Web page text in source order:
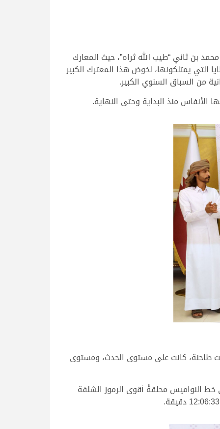
بن ثاني “طيب الله ثراه”، حيث المعارك
التي يمتلكونها، لخوض هذا المعترك الكبير
الأنفاس منذ البداية وحتى النهاية.
طاحنة، كانت على مستوى الحدث، ومستوى
خط النواميس محلقةً أقوى الرموز الشلفة